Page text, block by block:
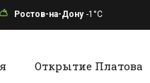
Ростов-на-Дону -1°C
Открытие Платова